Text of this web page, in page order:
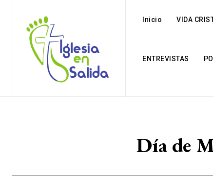
Inicio VIDA
ENTREVISTAS
Día de